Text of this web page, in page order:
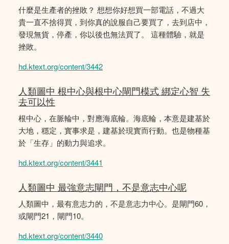
什麼是生產者的挫敗？ 想想你好想買一部電話，不過大
貴一直不捨得買，到你真的說服自己要買了，去到店中，
發現無貨，停產，你以後也無法買了。 這種體驗，就是
挫敗。
hd.ktext.org/content/3442
人類圖中 根中心與根中心閘門模式 綁定心智 失
去可以性
根中心，在脈輪中，對應海底輪。海底輪，本意是建基於
大地，穩定，實事求是，建基於現實而行動。也是物種基
於「生存」的動力與追求。
hd.ktext.org/content/3441
人類圖中 最強意志閘門，不是意志中心呢
人類圖中，最有意志力的，不是意志力中心。是閘門60，
或閘門21，閘門10。
hd.ktext.org/content/3440